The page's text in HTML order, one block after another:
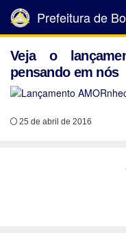
Prefeitura de
Veja o
pensando em nós
25 de abril de 2016